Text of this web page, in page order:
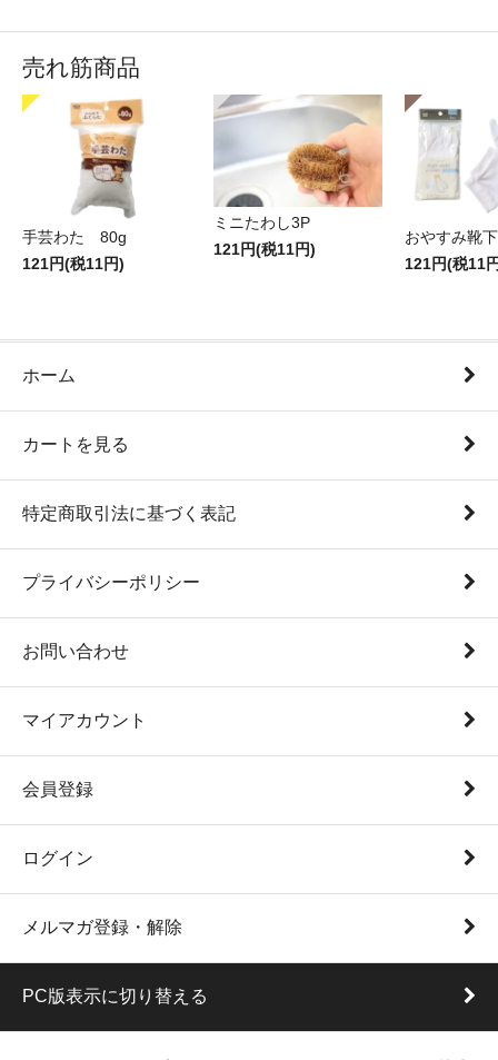
売れ筋商品
手芸わた 80g
121円(税11円)
ミニたわし3P
121円(税11円)
おやすみ靴下
121円(税11
ホーム
カートを見る
特定商取引法に基づく表記
プライバシーポリシー
お問い合わせ
マイアカウント
会員登録
ログイン
メルマガ登録・解除
PC版表示に切り替える